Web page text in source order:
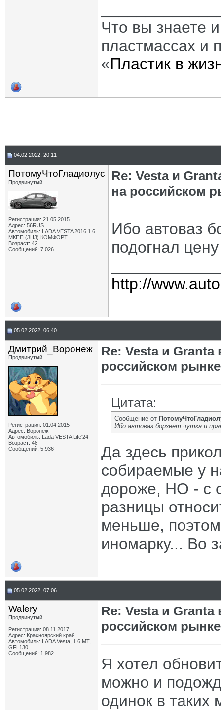
Что вы знаете
пластмассах и
«Пластик в
04.02.2022, 20:11
ПотомуЧтоГладиолус
Продвинутый
Регистрация: 21.05.2015
Адрес: 56RUS
Автомобиль: LADA VESTA 2016 1.6
МКПП (JH3) КОМФОРТ
Возраст: 42
Сообщений: 7,026
Re: Vesta и
на российском
Ибо автоваз
подогнал
http://
05.02.2022, 06:40
Дмитрий_Воронеж
Продвинутый
Регистрация: 01.04.2015
Адрес: Воронеж
Автомобиль: Lada VESTA Life'24
Возраст: 48
Сообщений: 5,936
Re: Vesta и
российском рынке
Цитата:
Сообщение от
Ибо автоваз борзеет чутка и
Да здесь
собираемые у
дороже, НО - с
разницы
меньше,
иномарку... Во
05.02.2022, 07:06
Walery
Продвинутый
Регистрация: 08.11.2017
Адрес: Красноярский край
Автомобиль: LADA Vesta, 1.6 МТ,
GFL130
Сообщений: 1,982
Re: Vesta и
российском рынке
Я хотел
можно и
одинок в таких